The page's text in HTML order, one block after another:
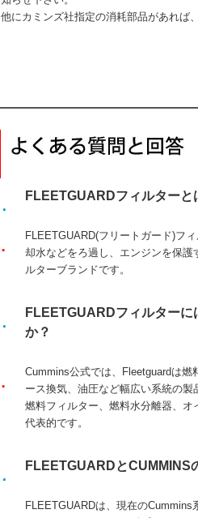
他にカミンズ社指定の消耗部品があれば
FLEETGUARDフィルターと
FLEETGUARD(フリートガード)フ
却水などをろ過し、エンジンを保
ルターブランドです。
FLEETGUARDフィルター
か？
Cummins公式では、Fleetguardは
ース換気、油圧など幅広い系統の
燃料フィルター、燃料水分離器、
代表的です。
FLEETGUARDとCUMMINS
FLEETGUARDは、現在の